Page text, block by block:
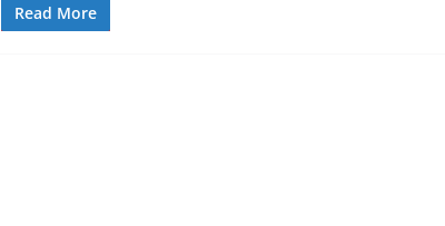
Read More